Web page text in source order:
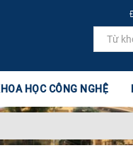
HỌC CÔNG NGHỆ